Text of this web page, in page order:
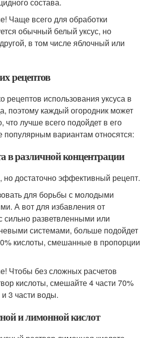
Чаще всего для обработки
обычный белый уксус, но
в том числе яблочный или
рецептов
рецептов использования уксуса в
поэтому каждый огородник может
что лучше всего подойдет в его
популярным вариантам относятся:
в различной концентрации
но достаточно эффективный рецепт.
для борьбы с молодыми
А вот для избавления от
сильно разветвленными или
системами, больше подойдет
кислоты, смешанные в пропорции
Чтобы без сложных расчетов
кислоты, смешайте 4 части 70%
3 части воды.
и лимонной кислот